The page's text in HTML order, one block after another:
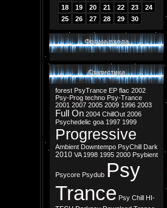
18
19 20 21 22 23
24
25
26 27 28 29 30
Форма входа
Статистика
forest PsyTrance EP flac 2002
Psy-Prog techno Psy-Trance
2001 2007 2005 2009 1996 2003
Full On 2004 ChillOut 2006
Psychedelic goa 1997 1999
Progressive
Ambient Downtempo PsyChill Dark
2010 VA 1998 1995 2000 Psybient
Psycore Psydub Psy
Trance Psy Chill HI-